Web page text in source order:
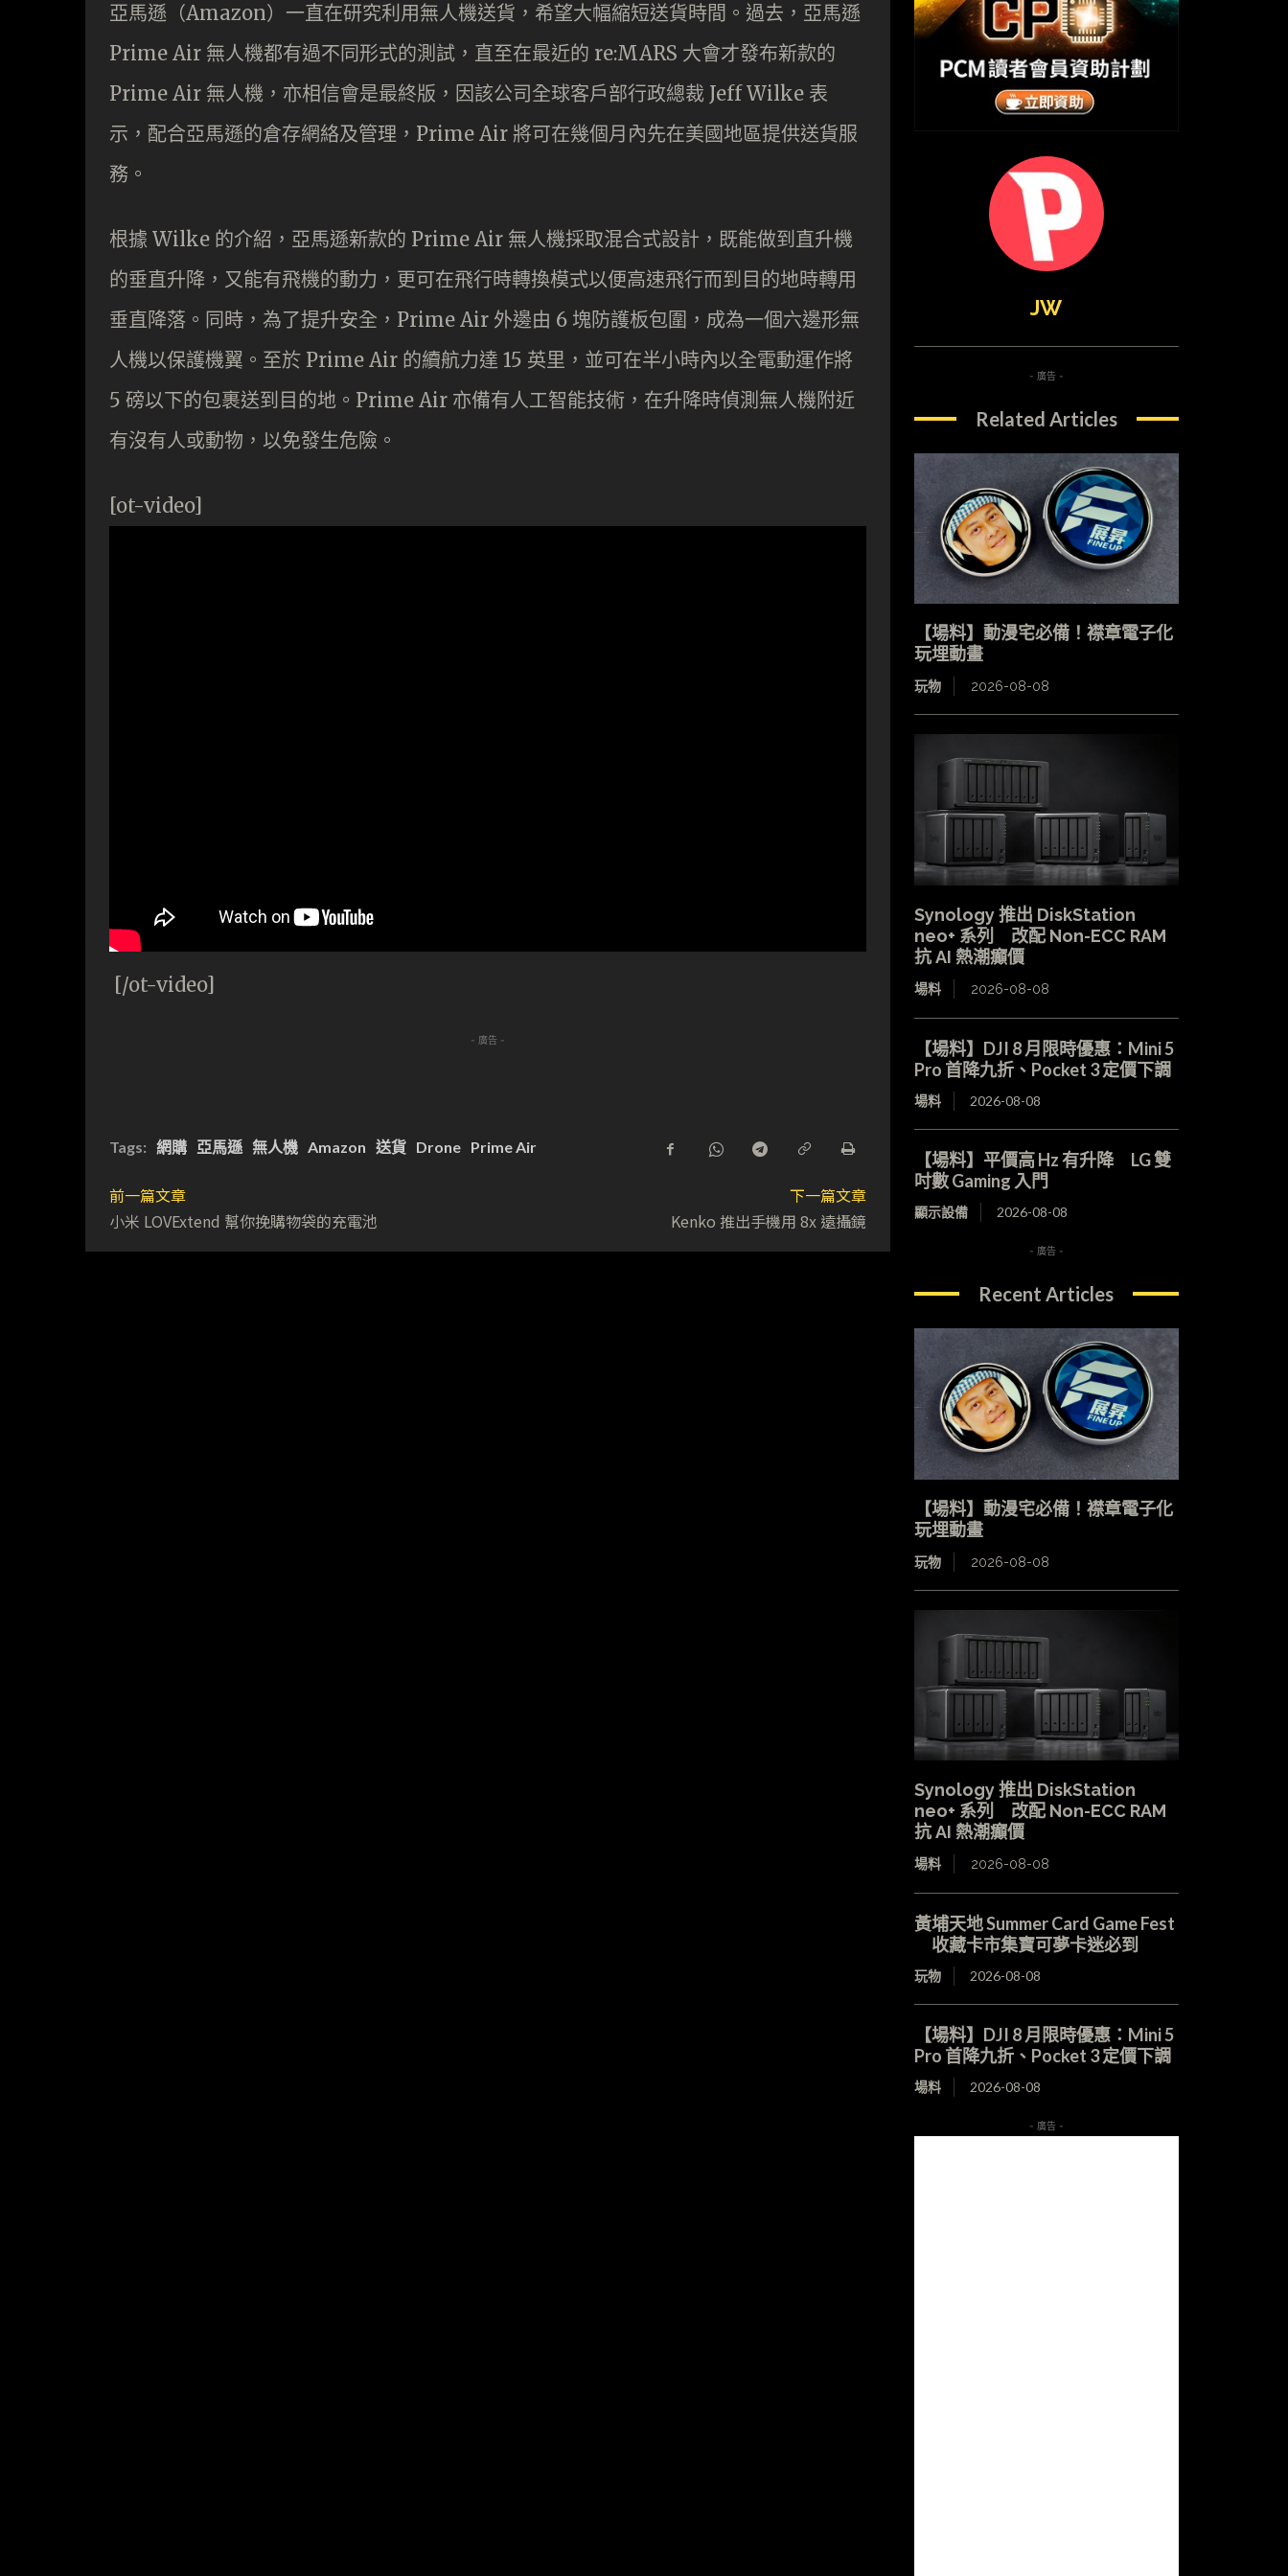
亞馬遜（Amazon）一直在研究利用無人機送貨，希望大幅縮短送貨時間。過去，亞馬遜
Prime Air 無人機都有過不同形式的測試，直至在最近的 re:MARS 大會才發布新款的
Prime Air 無人機，亦相信會是最終版，因該公司全球客戶部行政總裁 Jeff Wilke 表
示，配合亞馬遜的倉存網絡及管理，Prime Air 將可在幾個月內先在美國地區提供送貨服
務。
根據 Wilke 的介紹，亞馬遜新款的 Prime Air 無人機採取混合式設計，既能做到直升機
的垂直升降，又能有飛機的動力，更可在飛行時轉換模式以便高速飛行而到目的地時轉用
垂直降落。同時，為了提升安全，Prime Air 外邊由 6 塊防護板包圍，成為一個六邊形無
人機以保護機翼。至於 Prime Air 的續航力達 15 英里，並可在半小時內以全電動運作將
5 磅以下的包裹送到目的地。Prime Air 亦備有人工智能技術，在升降時偵測無人機附近
有沒有人或動物，以免發生危險。
[ot-video]
[/ot-video]
- 廣告 -
Tags: 網購 亞馬遜 無人機 Amazon 送貨 Drone Prime Air
前一篇文章
小米 LOVExtend 幫你挽購物袋的充電池
下一篇文章
Kenko 推出手機用 8x 遠攝鏡
JW
- 廣告 -
Related Articles
【場料】動漫宅必備！襟章電子化
玩埋動畫
玩物 2026-08-08
Synology 推出 DiskStation
neo+ 系列 改配 Non-ECC RAM
抗 AI 熱潮癲價
場料 2026-08-08
【場料】DJI 8 月限時優惠：Mini 5
Pro 首降九折、Pocket 3 定價下調
場料 2026-08-08
【場料】平價高 Hz 有升降 LG 雙
吋數 Gaming 入門
顯示設備 2026-08-08
- 廣告 -
Recent Articles
【場料】動漫宅必備！襟章電子化
玩埋動畫
玩物 2026-08-08
Synology 推出 DiskStation
neo+ 系列 改配 Non-ECC RAM
抗 AI 熱潮癲價
場料 2026-08-08
黃埔天地 Summer Card Game Fest
收藏卡市集寶可夢卡迷必到
玩物 2026-08-08
【場料】DJI 8 月限時優惠：Mini 5
Pro 首降九折、Pocket 3 定價下調
場料 2026-08-08
- 廣告 -